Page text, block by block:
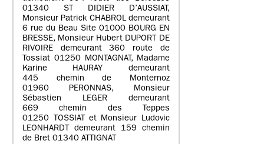
01340 ST DIDIER D’AUSSIAT,
Monsieur Patrick CHABROL demeurant
6 rue du Beau Site 01000 BOURG EN
BRESSE, Monsieur Hubert DUPORT DE
RIVOIRE demeurant 360 route de
Tossiat 01250 MONTAGNAT, Madame
Karine HAURAY demeurant
445 chemin de Monternoz
01960 PERONNAS, Monsieur
Sébastien LEGER demeurant
669 chemin des Teppes
01250 TOSSIAT et Monsieur Ludovic
LEONHARDT demeurant 159 chemin
de Bret 01340 ATTIGNAT